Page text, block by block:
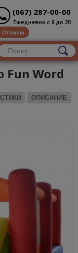
(067) 287-00-00
Ежедневно с 8 до 20
Отзывы
Fun Word
ОПИСАНИЕ